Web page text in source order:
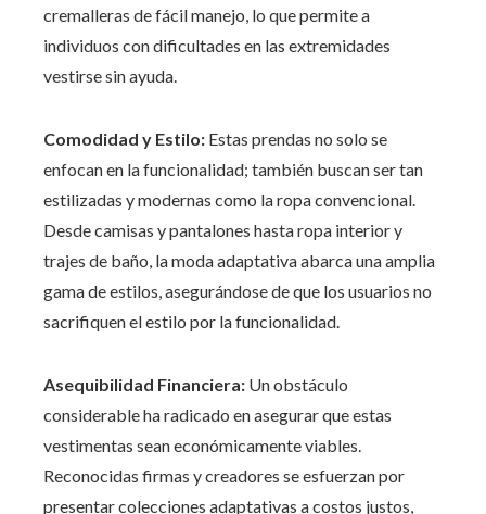
cremalleras de fácil manejo, lo que permite a
individuos con dificultades en las extremidades
vestirse sin ayuda.
Comodidad y Estilo: Estas prendas no solo se
enfocan en la funcionalidad; también buscan ser tan
estilizadas y modernas como la ropa convencional.
Desde camisas y pantalones hasta ropa interior y
trajes de baño, la moda adaptativa abarca una amplia
gama de estilos, asegurándose de que los usuarios no
sacrifiquen el estilo por la funcionalidad.
Asequibilidad Financiera: Un obstáculo
considerable ha radicado en asegurar que estas
vestimentas sean económicamente viables.
Reconocidas firmas y creadores se esfuerzan por
presentar colecciones adaptativas a costos justos,